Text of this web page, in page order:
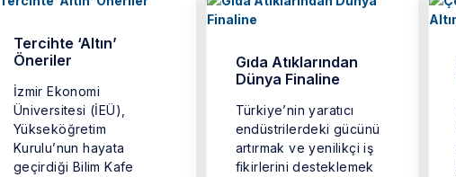
Tercihte ‘Altın’
Öneriler
İzmir Ekonomi
Üniversitesi (İEÜ),
Yükseköğretim
Kurulu’nun hayata
geçirdiği Bilim Kafe
Gıda Atıklarından
Dünya Finaline
Türkiye’nin yaratıcı
endüstrilerdeki gücünü
artırmak ve yenilikçi iş
fikirlerini desteklemek